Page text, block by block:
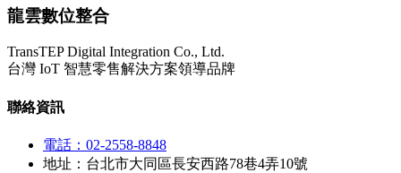
龍雲數位整合
TransTEP Digital Integration Co., Ltd.
台灣 IoT 智慧零售解決方案領導品牌
聯絡資訊
電話：02-2558-8848
地址：台北市大同區長安西路78巷4弄10號